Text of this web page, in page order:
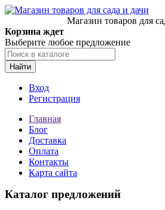
Магазин товаров для
Корзина ждет
Выберите любое предложение
Найти
Вход
Регистрация
Главная
Блог
Доставка
Оплата
Контакты
Карта сайта
Каталог предложений